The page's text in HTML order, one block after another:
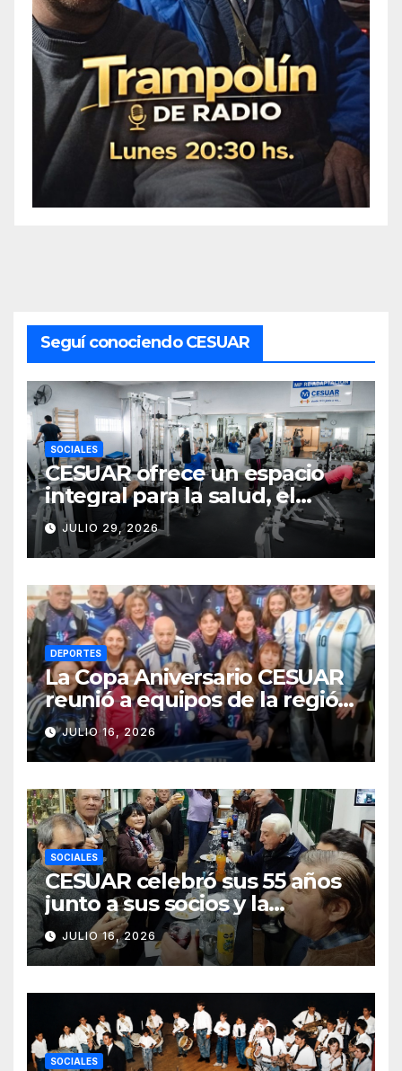
Seguí conociendo CESUAR
SOCIALES
CESUAR ofrece un espacio
integral para la salud, el
entrenamiento y el bienestar
JULIO 29, 2026
DEPORTES
La Copa Aniversario CESUAR
reunió a equipos de la región
en una jornada de newcom y
camaradería
JULIO 16, 2026
SOCIALES
CESUAR celebró sus 55 años
junto a sus socios y la
comunidad de Azul
JULIO 16, 2026
SOCIALES